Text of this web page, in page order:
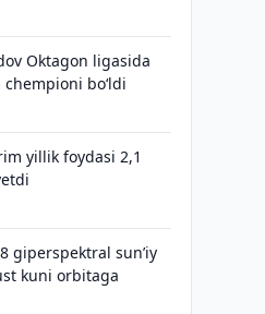
Oktagon ligasida
chempioni bo‘ldi
yillik foydasi 2,1
giperspektral sun’iy
kuni orbitaga